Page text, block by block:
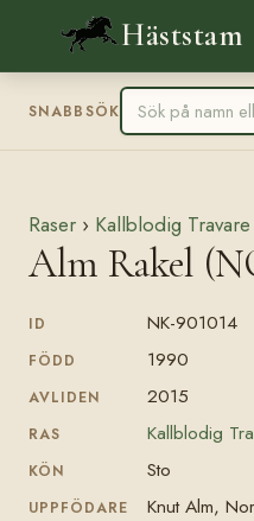
Häststam
SNABBSÖK
Raser › Kallblodig Travare
Alm Rakel
ID NK-901014
FÖDD 1990
AVLIDEN 2015
RAS Kallblodig
KÖN Sto
UPPFÖDARE Knut Alm,